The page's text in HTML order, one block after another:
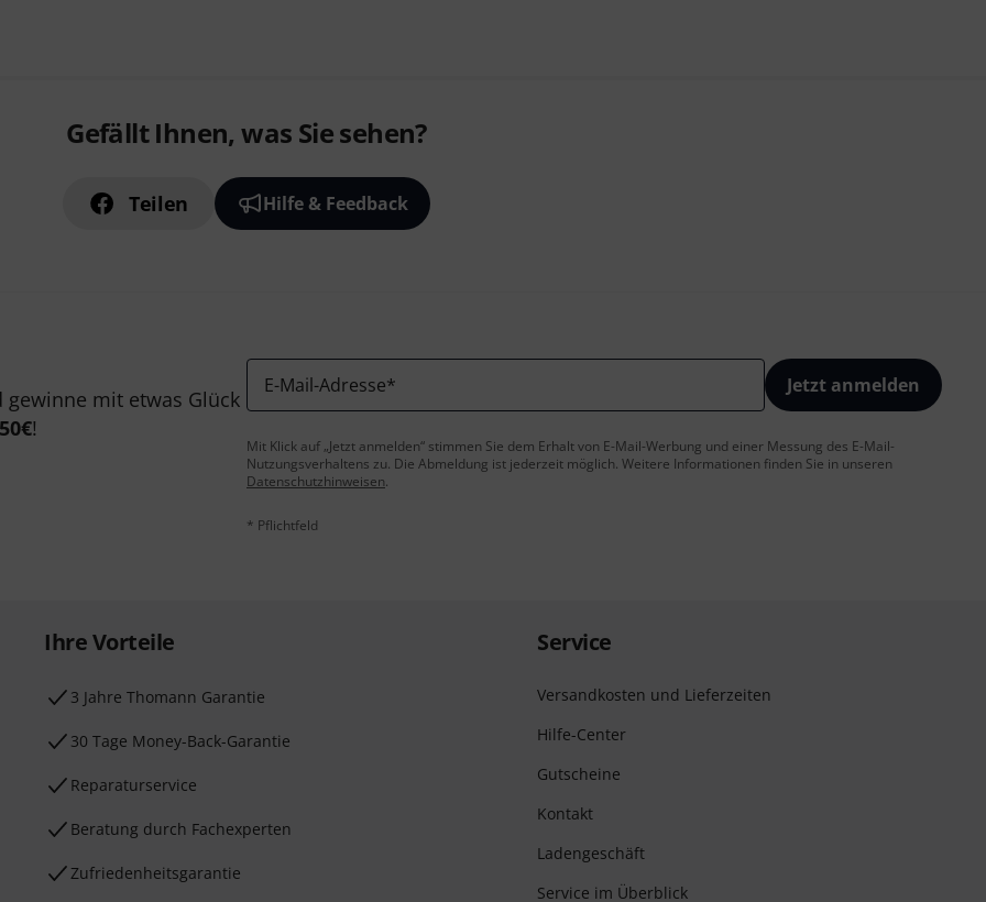
Gefällt Ihnen, was Sie sehen?
Teilen Hilfe & Feedback
mit etwas Glück
50€!
E-Mail-Adresse* Jetzt anmelden
Mit Klick auf „Jetzt anmelden“ stimmen Sie dem Erhalt von E-Mail-Werbung und einer Messung des E-Mail-
Nutzungsverhaltens zu. Die Abmeldung ist jederzeit möglich. Weitere Informationen finden Sie in unseren
Datenschutzhinweisen.
* Pflichtfeld
Ihre Vorteile
3 Jahre Thomann Garantie
30 Tage Money-Back-Garantie
Reparaturservice
Beratung durch Fachexperten
Zufriedenheitsgarantie
Service
Versandkosten und Lieferzeiten
Hilfe-Center
Gutscheine
Kontakt
Ladengeschäft
Service im Überblick